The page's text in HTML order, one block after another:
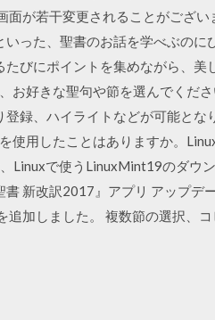
が若干変更されることがござい
った、聖書のお話を学べぶのに
びにポイントを集めながら、美
お好きな聖句や節を選んでくだ
録、ハイライトなどが可能とな
用したことはありますか。
Linuxで使うLinuxMint19のダウ
新改訳2017』アプリ アップデ
加しました。 複数節の選択、